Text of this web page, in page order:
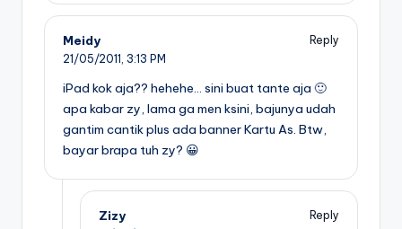
Meidy
Reply
21/05/2011, 3:13 PM
iPad kok aja?? hehehe… sini buat tante aja 🙂
apa kabar zy, lama ga men ksini, bajunya udah
gantim cantik plus ada banner Kartu As. Btw,
bayar brapa tuh zy? 😀
Zizy
Reply